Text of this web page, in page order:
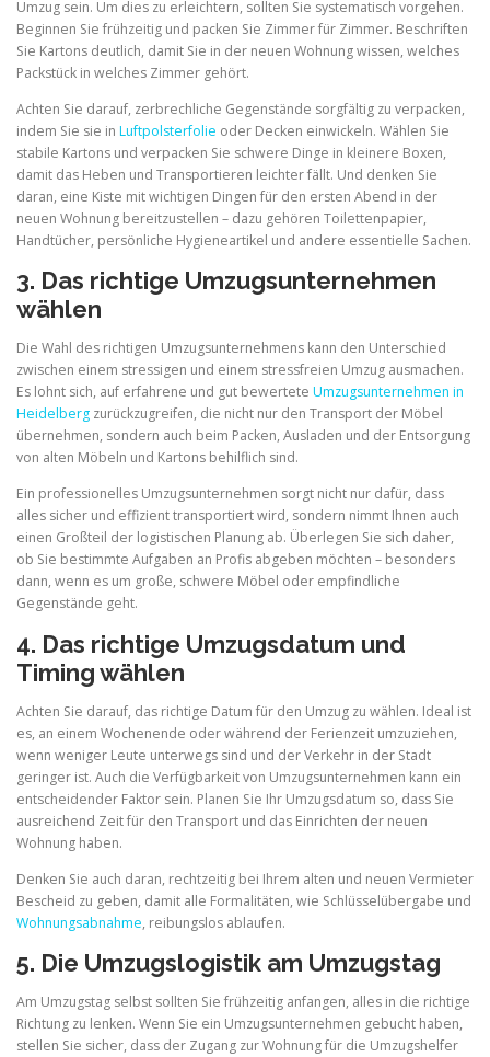
Umzug sein. Um dies zu erleichtern, sollten Sie systematisch vorgehen.
Beginnen Sie frühzeitig und packen Sie Zimmer für Zimmer. Beschriften
Sie Kartons deutlich, damit Sie in der neuen Wohnung wissen, welches
Packstück in welches Zimmer gehört.
Achten Sie darauf, zerbrechliche Gegenstände sorgfältig zu verpacken,
indem Sie sie in Luftpolsterfolie oder Decken einwickeln. Wählen Sie
stabile Kartons und verpacken Sie schwere Dinge in kleinere Boxen,
damit das Heben und Transportieren leichter fällt. Und denken Sie
daran, eine Kiste mit wichtigen Dingen für den ersten Abend in der
neuen Wohnung bereitzustellen – dazu gehören Toilettenpapier,
Handtücher, persönliche Hygieneartikel und andere essentielle Sachen.
3. Das richtige Umzugsunternehmen
wählen
Die Wahl des richtigen Umzugsunternehmens kann den Unterschied
zwischen einem stressigen und einem stressfreien Umzug ausmachen.
Es lohnt sich, auf erfahrene und gut bewertete Umzugsunternehmen in
Heidelberg zurückzugreifen, die nicht nur den Transport der Möbel
übernehmen, sondern auch beim Packen, Ausladen und der Entsorgung
von alten Möbeln und Kartons behilflich sind.
Ein professionelles Umzugsunternehmen sorgt nicht nur dafür, dass
alles sicher und effizient transportiert wird, sondern nimmt Ihnen auch
einen Großteil der logistischen Planung ab. Überlegen Sie sich daher,
ob Sie bestimmte Aufgaben an Profis abgeben möchten – besonders
dann, wenn es um große, schwere Möbel oder empfindliche
Gegenstände geht.
4. Das richtige Umzugsdatum und
Timing wählen
Achten Sie darauf, das richtige Datum für den Umzug zu wählen. Ideal ist
es, an einem Wochenende oder während der Ferienzeit umzuziehen,
wenn weniger Leute unterwegs sind und der Verkehr in der Stadt
geringer ist. Auch die Verfügbarkeit von Umzugsunternehmen kann ein
entscheidender Faktor sein. Planen Sie Ihr Umzugsdatum so, dass Sie
ausreichend Zeit für den Transport und das Einrichten der neuen
Wohnung haben.
Denken Sie auch daran, rechtzeitig bei Ihrem alten und neuen Vermieter
Bescheid zu geben, damit alle Formalitäten, wie Schlüsselübergabe und
Wohnungsabnahme, reibungslos ablaufen.
5. Die Umzugslogistik am Umzugstag
Am Umzugstag selbst sollten Sie frühzeitig anfangen, alles in die richtige
Richtung zu lenken. Wenn Sie ein Umzugsunternehmen gebucht haben,
stellen Sie sicher, dass der Zugang zur Wohnung für die Umzugshelfer